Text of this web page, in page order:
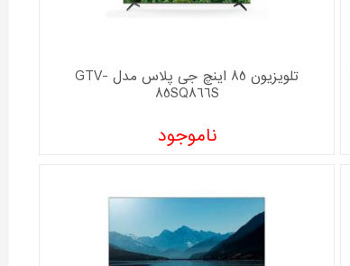
تلویزیون 85 اینچ جی پلاس مدل GTV-
85SQ866S
ناموجود